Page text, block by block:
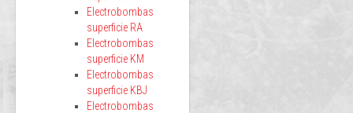
Electrobombas
superficie RA
Electrobombas
superficie KM
Electrobombas
superficie KBJ
Electrobombas